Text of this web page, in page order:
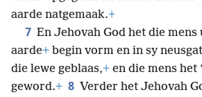
aarde natgemaak.+
7 En Jehovah God het die
aarde+ begin vorm en in sy
die lewe geblaas,+ en die mens het
geword.+ 8 Verder het Jehovah